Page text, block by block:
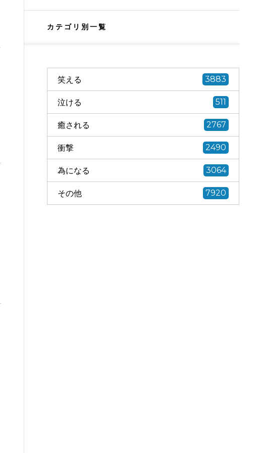
カテゴリ別一覧
笑える 3883
泣ける 511
癒される 2767
衝撃 2490
為になる 3064
その他 7920